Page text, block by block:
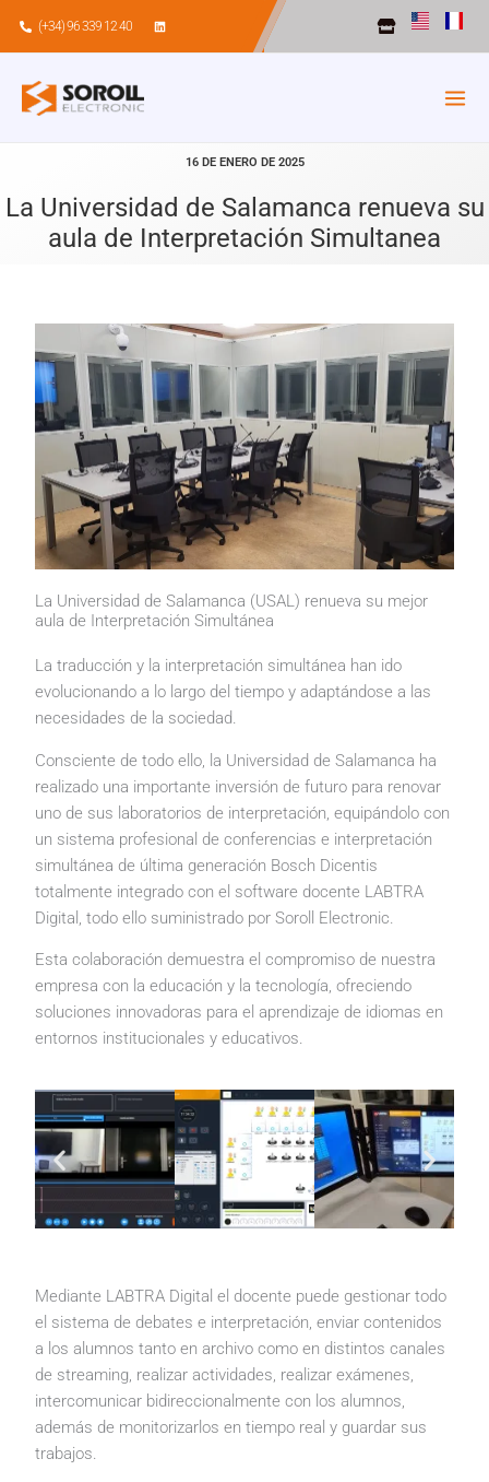
(+34) 96 339 12 40
16 DE ENERO DE 2025
La Universidad de Salamanca renueva su
aula de Interpretación Simultanea
La Universidad de Salamanca (USAL) renueva su mejor
aula de Interpretación Simultánea
La traducción y la interpretación simultánea han ido
evolucionando a lo largo del tiempo y adaptándose a las
necesidades de la sociedad.
Consciente de todo ello, la Universidad de Salamanca ha
realizado una importante inversión de futuro para renovar
uno de sus laboratorios de interpretación, equipándolo con
un sistema profesional de conferencias e interpretación
simultánea de última generación Bosch Dicentis
totalmente integrado con el software docente LABTRA
Digital, todo ello suministrado por Soroll Electronic.
Esta colaboración demuestra el compromiso de nuestra
empresa con la educación y la tecnología, ofreciendo
soluciones innovadoras para el aprendizaje de idiomas en
entornos institucionales y educativos.
Mediante LABTRA Digital el docente puede gestionar todo
el sistema de debates e interpretación, enviar contenidos
a los alumnos tanto en archivo como en distintos canales
de streaming, realizar actividades, realizar exámenes,
intercomunicar bidireccionalmente con los alumnos,
además de monitorizarlos en tiempo real y guardar sus
trabajos.